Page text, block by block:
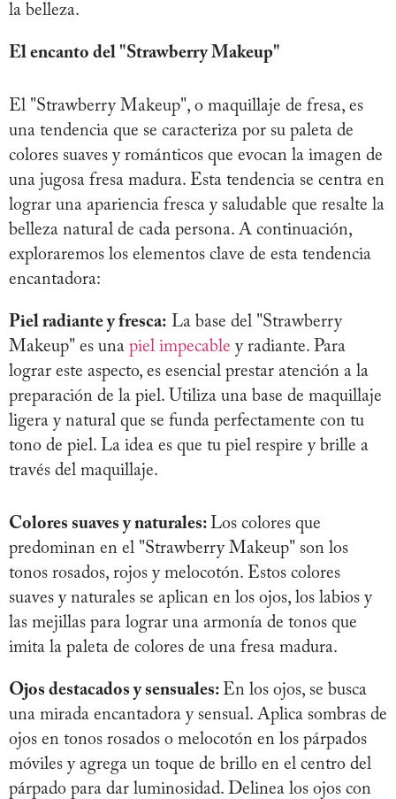
la belleza.
El encanto del "Strawberry Makeup"
El "Strawberry Makeup", o maquillaje de fresa, es
una tendencia que se caracteriza por su paleta de
colores suaves y románticos que evocan la imagen de
una jugosa fresa madura. Esta tendencia se centra en
lograr una apariencia fresca y saludable que resalte la
belleza natural de cada persona. A continuación,
exploraremos los elementos clave de esta tendencia
encantadora:
Piel radiante y fresca: La base del "Strawberry
Makeup" es una piel impecable y radiante. Para
lograr este aspecto, es esencial prestar atención a la
preparación de la piel. Utiliza una base de maquillaje
ligera y natural que se funda perfectamente con tu
tono de piel. La idea es que tu piel respire y brille a
través del maquillaje.
Colores suaves y naturales: Los colores que
predominan en el "Strawberry Makeup" son los
tonos rosados, rojos y melocotón. Estos colores
suaves y naturales se aplican en los ojos, los labios y
las mejillas para lograr una armonía de tonos que
imita la paleta de colores de una fresa madura.
Ojos destacados y sensuales: En los ojos, se busca
una mirada encantadora y sensual. Aplica sombras de
ojos en tonos rosados o melocotón en los párpados
móviles y agrega un toque de brillo en el centro del
párpado para dar luminosidad. Delinea los ojos con